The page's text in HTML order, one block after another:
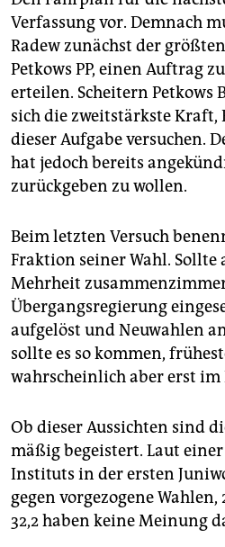
Verfassung vor. Demnach
Radew zunächst der
Petkows PP, einen Auftrag
erteilen. Scheitern Petkows
sich die zweitstärkste Kraft,
dieser Aufgabe versuchen.
hat jedoch bereits
zurückgeben zu wollen.
Beim letzten Versuch
Fraktion seiner Wahl. Sollte
Mehrheit
Übergangsregierung
aufgelöst und Neuwahlen
sollte es so kommen,
wahrscheinlich aber erst im
Ob dieser Aussichten sind
mäßig begeistert. Laut
Instituts in der ersten
gegen vorgezogene
32,2 haben keine Meinung